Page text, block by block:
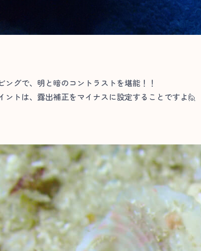
ングで、明と暗のコントラストを堪能！！
ントは、露出補正をマイナスに設定することですよ🙋